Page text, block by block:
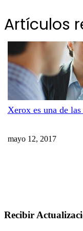
Artículos
Xerox es una de
mayo 12, 2017
Recibir